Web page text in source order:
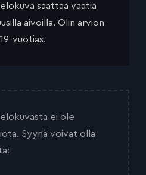
saattaa vaatia
aivoilla. Olin arvion
vuotias.
ei ole
Syynä voivat olla